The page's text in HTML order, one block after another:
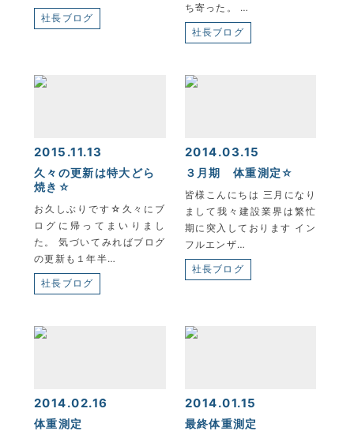
社長ブログ
ち寄った。 …
社長ブログ
2015.11.13
久々の更新は特大どら
焼き☆
お久しぶりです☆久々にブ
ログに帰ってまいりまし
た。 気づいてみればブログ
の更新も１年半…
社長ブログ
2014.03.15
３月期 体重測定☆
皆様こんにちは 三月になり
まして我々建設業界は繁忙
期に突入しております イン
フルエンザ…
社長ブログ
2014.02.16
体重測定
2014.01.15
最終体重測定